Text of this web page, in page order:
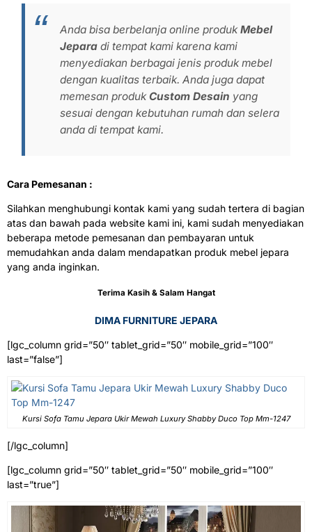
Anda bisa berbelanja online produkMebel
Jepara di tempat kami karena kami
menyediakan berbagai jenis produk mebel
dengan kualitas terbaik. Anda juga dapat
memesan produk Custom Desain yang
sesuai dengan kebutuhan rumah dan selera
anda di tempat kami.
Cara Pemesanan :
Silahkan menghubungi kontak kami yang sudah tertera di bagian
atas dan bawah pada website kami ini, kami sudah menyediakan
beberapa metode pemesanan dan pembayaran untuk
memudahkan anda dalam mendapatkan produk mebel jepara
yang anda inginkan.
Terima Kasih & Salam Hangat
DIMA FURNITURE JEPARA
[lgc_column grid=”50″ tablet_grid=”50″ mobile_grid=”100″
last=”false”]
Kursi Sofa Tamu Jepara Ukir Mewah Luxury Shabby Duco Top Mm-1247
[/lgc_column]
[lgc_column grid=”50″ tablet_grid=”50″ mobile_grid=”100″
last=”true”]